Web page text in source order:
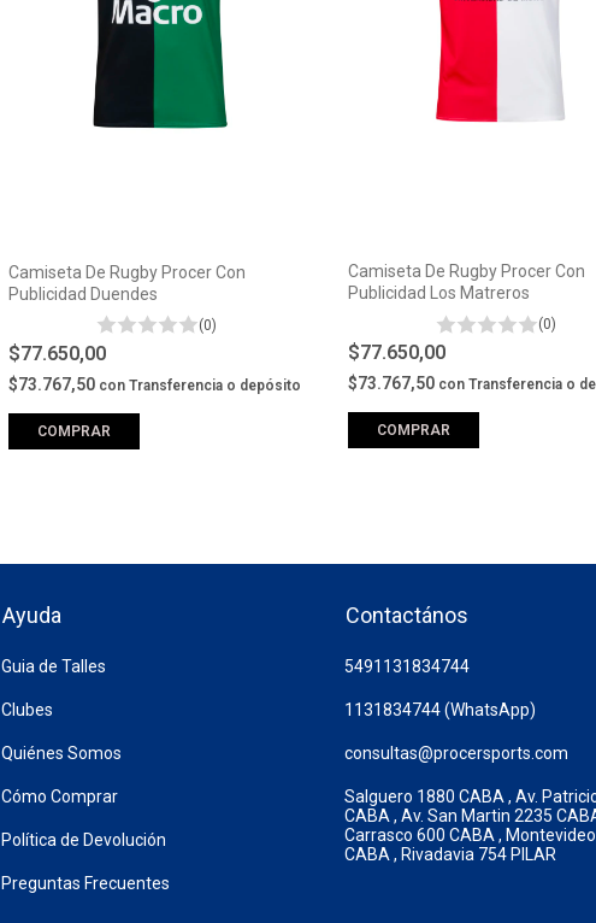
Camiseta De Rugby Procer Con
Publicidad Duendes
(0)
$77.650,00
$73.767,50 con Transferencia o depósito
COMPRAR
Camiseta De Rugby Procer Con
Publicidad Los Matreros
(0)
$77.650,00
$73.767,50 con Transferencia o
COMPRAR
Ayuda
Guia de Talles
Clubes
Quiénes Somos
Cómo Comprar
Política de Devolución
Preguntas Frecuentes
Contactános
5491131834744
1131834744 (WhatsApp)
consultas@procersports.com
Salguero 1880 CABA , Av.
CABA , Av. San Martin 2235
Carrasco 600 CABA ,
CABA , Rivadavia 754 PILAR